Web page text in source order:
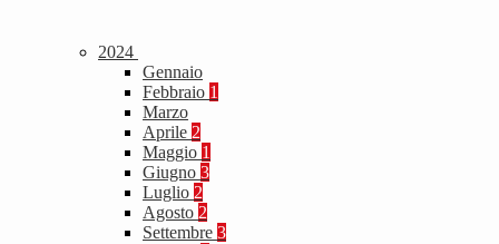
2024
Gennaio
Febbraio 1
Marzo
Aprile 2
Maggio 1
Giugno 3
Luglio 2
Agosto 2
Settembre 3